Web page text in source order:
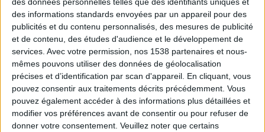
des informations standards envoyées par un appareil pour des
publicités et du contenu personnalisés, des mesures de publicité
et de contenu, des études d'audience et le développement de
services. Avec votre permission, nos 1538 partenaires et nous-
mêmes pouvons utiliser des données de géolocalisation
précises et d’identification par scan d'appareil. En cliquant, vous
pouvez consentir aux traitements décrits précédemment. Vous
pouvez également accéder à des informations plus détaillées et
modifier vos préférences avant de consentir ou pour refuser de
donner votre consentement. Veuillez noter que certains
Webinaires en direct Voir tout